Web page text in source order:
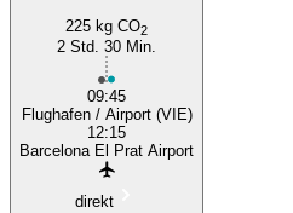
225 kg CO2
2 Std. 30 Min.
09:45
Flughafen / Airport (VIE)
12:15
Barcelona El Prat Airport
direkt